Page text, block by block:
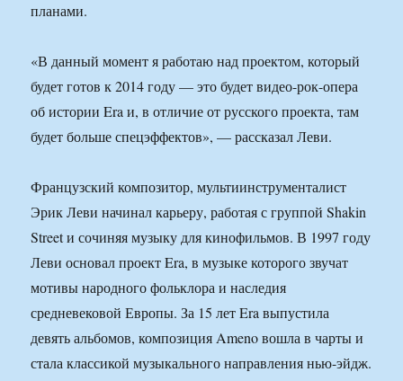
планами.
«В данный момент я работаю над проектом, который
будет готов к 2014 году — это будет видео-рок-опера
об истории Era и, в отличие от русского проекта, там
будет больше спецэффектов», — рассказал Леви.
Французский композитор, мультиинструменталист
Эрик Леви начинал карьеру, работая с группой Shakin
Street и сочиняя музыку для кинофильмов. В 1997 году
Леви основал проект Era, в музыке которого звучат
мотивы народного фольклора и наследия
средневековой Европы. За 15 лет Era выпустила
девять альбомов, композиция Ameno вошла в чарты и
стала классикой музыкального направления нью-эйдж.